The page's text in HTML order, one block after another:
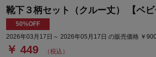
靴下３柄セット（クルー丈） 【ベビ
50%OFF
2026年03月17日～ 2026年05月17日 の販売価格 ￥900
￥ 449 （税込）